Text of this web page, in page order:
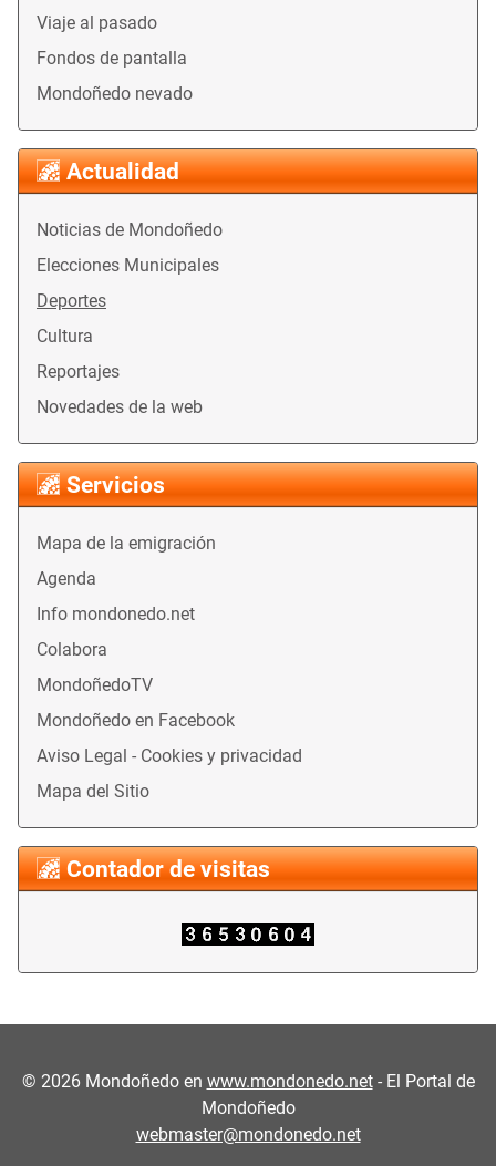
Viaje al pasado
Fondos de pantalla
Mondoñedo nevado
Actualidad
Noticias de Mondoñedo
Elecciones Municipales
Deportes
Cultura
Reportajes
Novedades de la web
Servicios
Mapa de la emigración
Agenda
Info mondonedo.net
Colabora
MondoñedoTV
Mondoñedo en Facebook
Aviso Legal - Cookies y privacidad
Mapa del Sitio
Contador de visitas
© 2026Mondoñedo en www.mondonedo.net- El Portal de
Mondoñedo
webmaster@mondonedo.net